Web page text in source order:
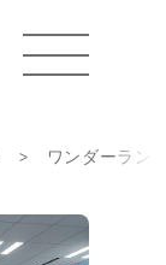
ワンダーラン